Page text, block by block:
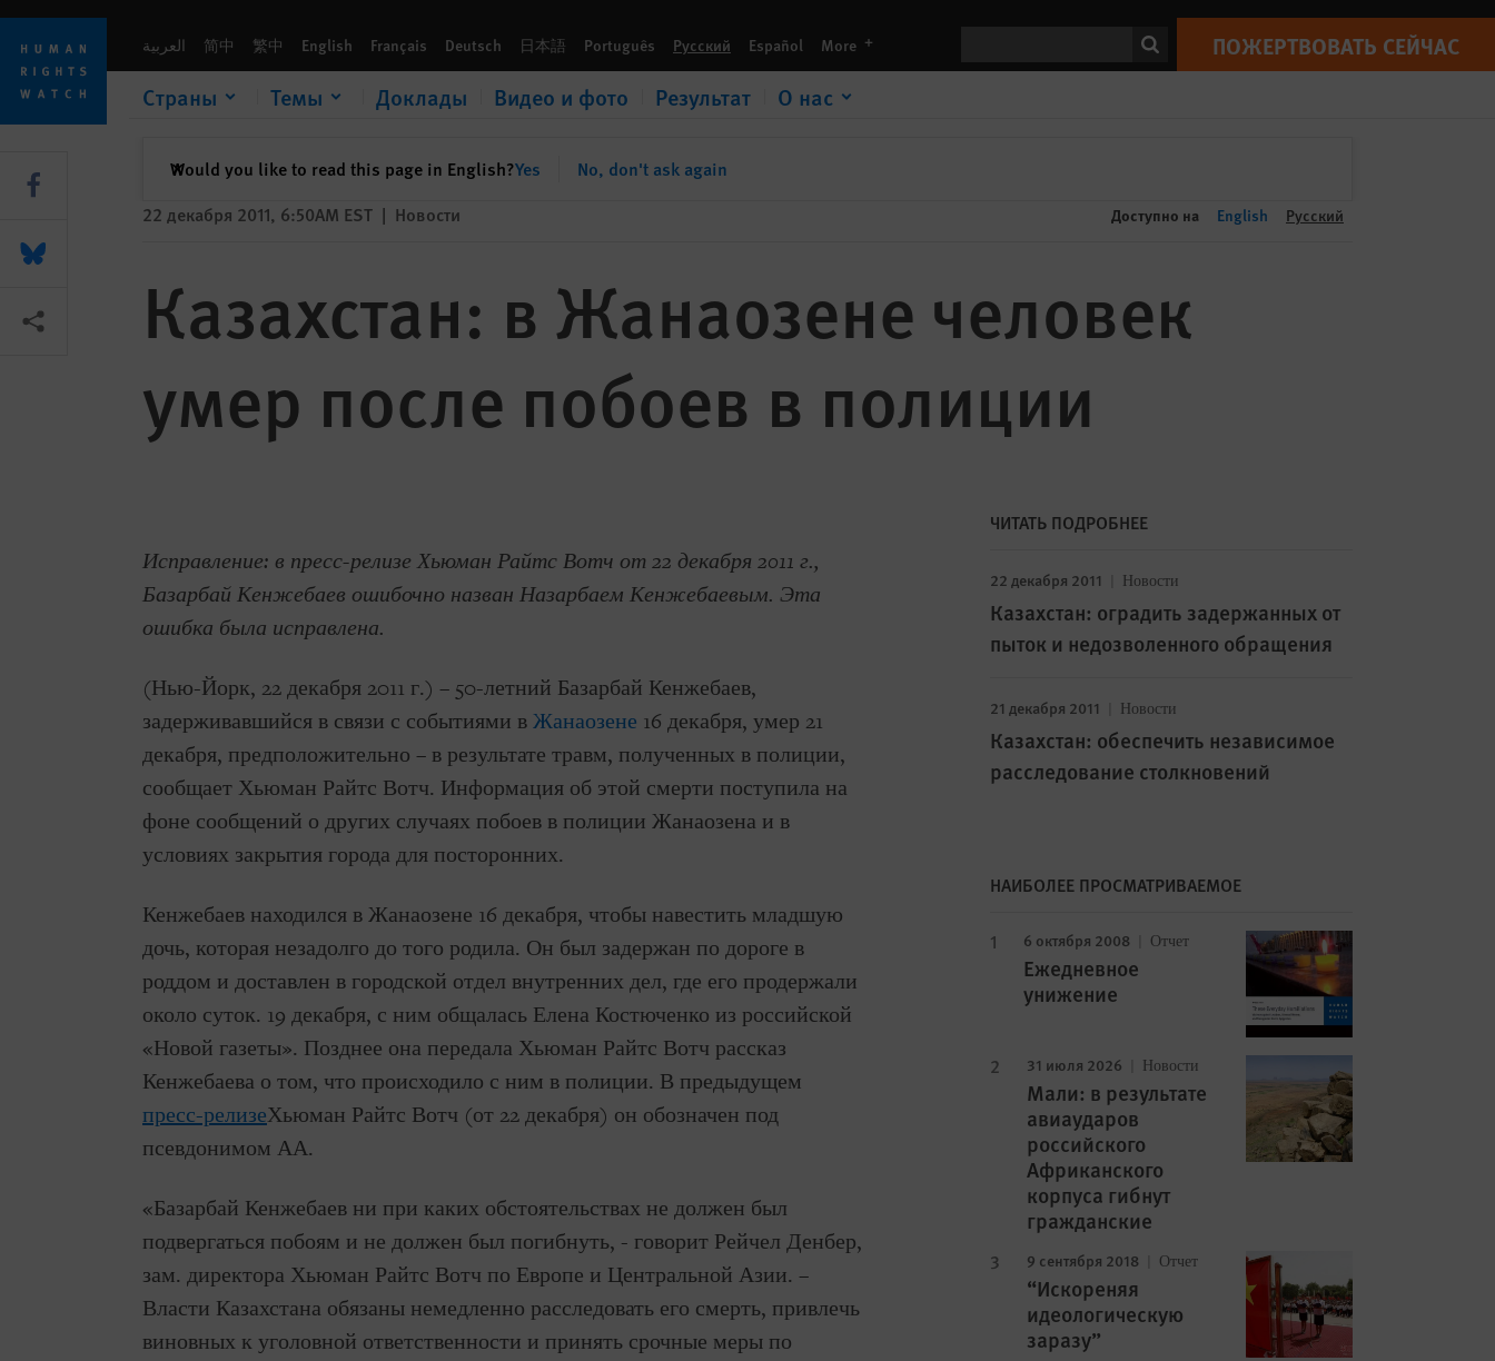
Skip
cookie
privacy
notice
Skip
main
content
العربية 简中 繁中 English Français Deutsch 日本語 Português Русский Español More languages ПОЖЕРТВОВАТЬ СЕЙЧАС
Страны Темы Доклады Видео и фото Результат О нас
Would you like to read this page in English?Yes No, don't ask again
✕закрыть
ПОЖЕРТВОВАТЬ СЕЙЧАС
22 декабря 2011, 6:50AM EST | Новости Доступно на English Русский
Казахстан: в Жанаозене человек
умер после побоев в полиции
Исправление: в пресс-релизе Хьюман Райтс Вотч от 22 декабря 2011 г.,
Базарбай Кенжебаев ошибочно назван Назарбаем Кенжебаевым. Эта
ошибка была исправлена.
(Нью-Йорк, 22 декабря 2011 г.) – 50-летний Базарбай Кенжебаев,
задерживавшийся в связи с событиями в Жанаозене 16 декабря, умер 21
декабря, предположительно – в результате травм, полученных в полиции,
сообщает Хьюман Райтс Вотч. Информация об этой смерти поступила на
фоне сообщений о других случаях побоев в полиции Жанаозена и в
условиях закрытия города для посторонних.
Кенжебаев находился в Жанаозене 16 декабря, чтобы навестить младшую
дочь, которая незадолго до того родила. Он был задержан по дороге в
роддом и доставлен в городской отдел внутренних дел, где его продержали
около суток. 19 декабря, с ним общалась Елена Костюченко из российской
«Новой газеты». Позднее она передала Хьюман Райтс Вотч рассказ
Кенжебаева о том, что происходило с ним в полиции. В предыдущем
пресс-релизеХьюман Райтс Вотч (от 22 декабря) он обозначен под
псевдонимом АА.
«Базарбай Кенжебаев ни при каких обстоятельствах не должен был
подвергаться побоям и не должен был погибнуть, - говорит Рейчел Денбер,
зам. директора Хьюман Райтс Вотч по Европе и Центральной Азии. –
Власти Казахстана обязаны немедленно расследовать его смерть, привлечь
виновных к уголовной ответственности и принять срочные меры по
ЧИТАТЬ ПОДРОБНЕЕ
22 декабря 2011 Новости
Казахстан: оградить задержанных от
пыток и недозволенного обращения
21 декабря 2011 Новости
Казахстан: обеспечить независимое
расследование столкновений
НАИБОЛЕЕ ПРОСМАТРИВАЕМОЕ
6 октября 2008 Отчет
Ежедневное
унижение
31 июля 2026 Новости
Мали: в результате
авиаударов
российского
Африканского
корпуса гибнут
гражданские
9 сентября 2018 Отчет
“Искореняя
идеологическую
заразу”
Share this via Facebook
Share this via Bluesky
Share this via Поделиться